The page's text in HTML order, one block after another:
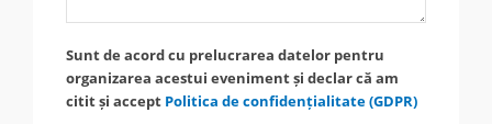
Sunt de acord cu prelucrarea datelor pentru
organizarea acestui eveniment și declar că am
citit și accept Politica de confidențialitate (GDPR)